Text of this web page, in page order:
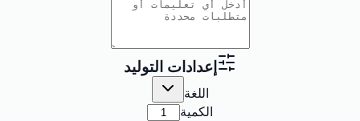
إعدادات التوليد
اللغة
الكمية